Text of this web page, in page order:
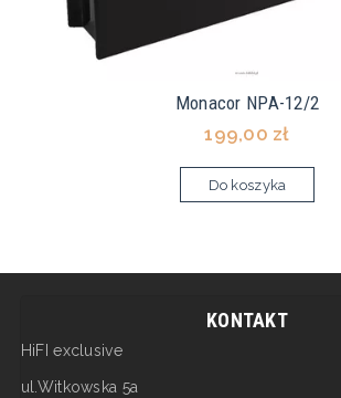
Monacor NPA-12/2
199,00 zł
Do koszyka
KONTAKT
HiFI exclusive
ul.Witkowska 5a